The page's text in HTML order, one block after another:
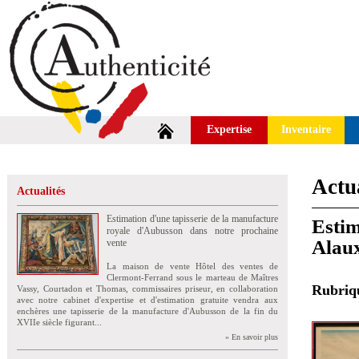
Expertise Inventaire
Actualités
Estimation d'une tapisserie de la manufacture
royale d'Aubusson dans notre prochaine
vente
La maison de vente Hôtel des ventes de
Clermont-Ferrand sous le marteau de Maîtres
Vassy, Courtadon et Thomas, commissaires priseur, en collaboration
avec notre cabinet d'expertise et d'estimation gratuite vendra aux
enchères une tapisserie de la manufacture d'Aubusson de la fin du
XVIIe siècle figurant...
» En savoir plus